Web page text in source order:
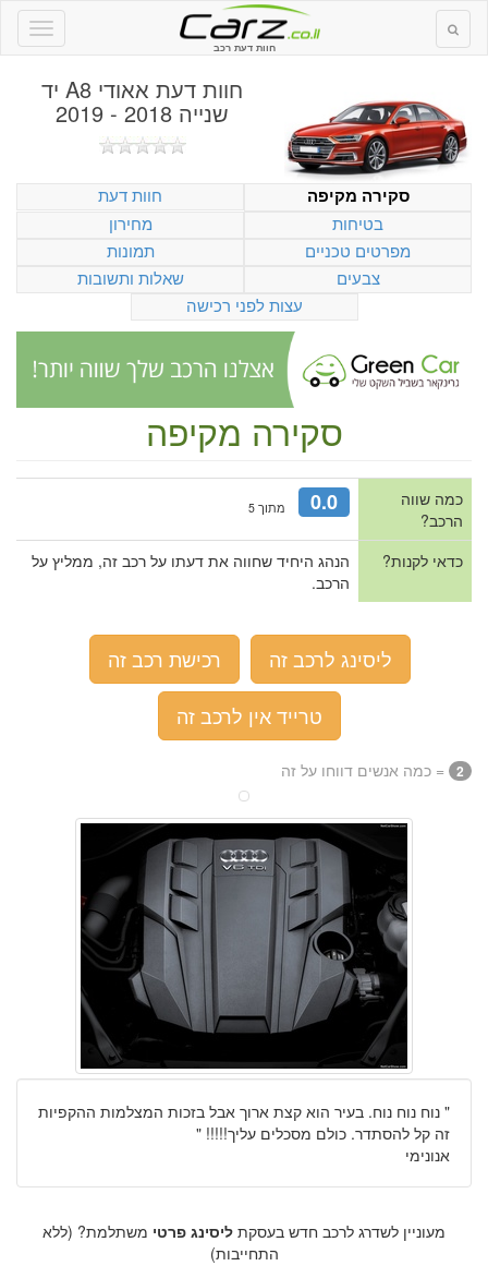
חוות דעת רכב
חוות דעת אאודי A8 יד
שנייה 2018 - 2019
סקירה מקיפה
חוות דעת
בטיחות
מחירון
מפרטים טכניים
תמונות
צבעים
שאלות ותשובות
עצות לפני רכישה
סקירה מקיפה
כמה שווה
הרכב?
0.0 מתוך 5
כדאי לקנות?
הנהג היחיד שחווה את דעתו על רכב זה, ממליץ על
הרכב.
ליסינג לרכב זה
רכישת רכב זה
טרייד אין לרכב זה
2 = כמה אנשים דווחו על זה
" נוח נוח נוח. בעיר הוא קצת ארוך אבל בזכות המצלמות ההקפיות
זה קל להסתדר. כולם מסכלים עליך!!!!! "
אנונימי
מעוניין לשדרג לרכב חדש בעסקת ליסינג פרטי משתלמת? (ללא
התחייבות)